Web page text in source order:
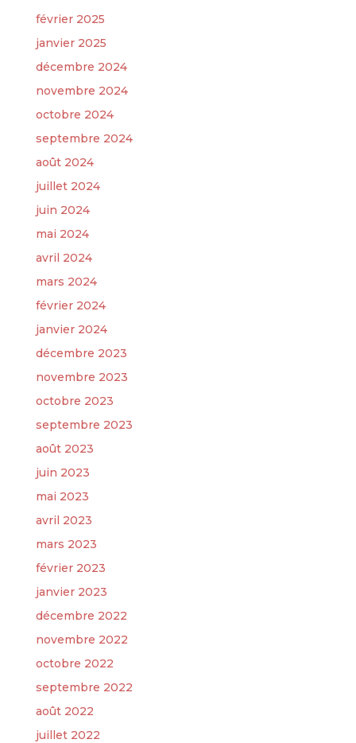
février 2025
janvier 2025
décembre 2024
novembre 2024
octobre 2024
septembre 2024
août 2024
juillet 2024
juin 2024
mai 2024
avril 2024
mars 2024
février 2024
janvier 2024
décembre 2023
novembre 2023
octobre 2023
septembre 2023
août 2023
juin 2023
mai 2023
avril 2023
mars 2023
février 2023
janvier 2023
décembre 2022
novembre 2022
octobre 2022
septembre 2022
août 2022
juillet 2022